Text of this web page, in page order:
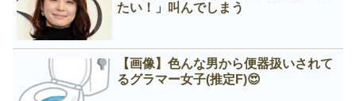
たい！」叫んでしまう
【画像】色んな男から便器扱いされて
るグラマー女子(推定F)😍